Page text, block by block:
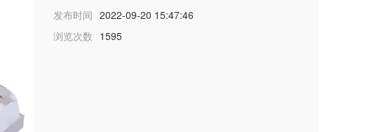
发布时间
浏览次数
2022-09-20 15:47:46
1595